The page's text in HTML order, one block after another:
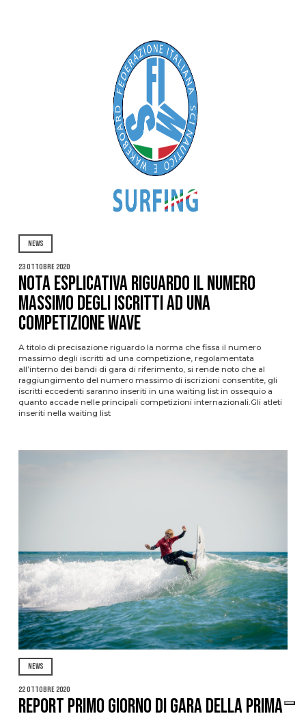
NEWS
23 Ottobre 2020
Nota esplicativa riguardo il numero
massimo degli iscritti ad una
competizione wave
A titolo di precisazione riguardo la norma che fissa il numero
massimo degli iscritti ad una competizione, regolamentata
all’interno dei bandi di gara di riferimento, si rende noto che al
raggiungimento del numero massimo di iscrizioni consentite, gli
iscritti eccedenti saranno inseriti in una waiting list in ossequio a
quanto accade nelle principali competizioni internazionali.Gli atleti
inseriti nella waiting list
NEWS
22 Ottobre 2020
Report primo giorno di gara della prima